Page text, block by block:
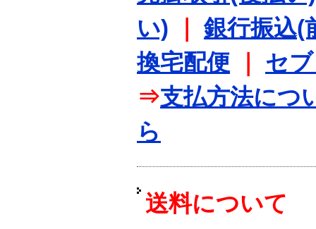
い) ｜銀行振込(
換宅配便
セ
⇒支払方法につ
ら
送料について